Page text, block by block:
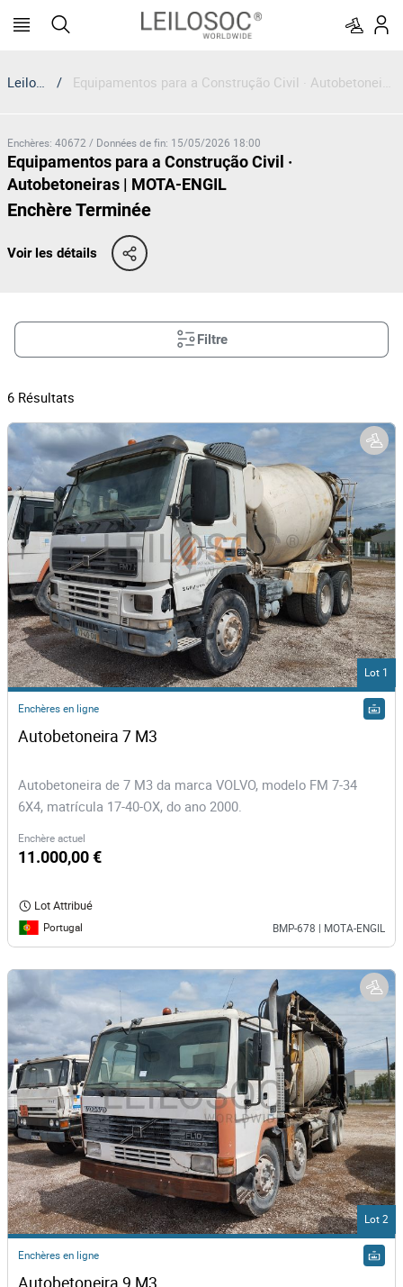
Leilosoc / Equipamentos para a Construção Civil · Autobetoneiras | MOTA-ENGIL
Enchères: 40672 / Données de fin: 15/05/2026 18:00
Equipamentos para a Construção Civil ·
Autobetoneiras | MOTA-ENGIL
Enchère Terminée
Voir les détails
Filtre
6 Résultats
Lot 1
Enchères en ligne
Autobetoneira de 7 M3 da marca VOLVO, modelo FM 7-34
6X4, matrícula 17-40-OX, do ano 2000.
Enchère actuel
11.000,00 €
Lot Attribué
Portugal BMP-678 | MOTA-ENGIL
Lot 2
Enchères en ligne